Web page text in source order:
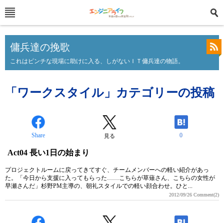
傭兵達の挽歌
これはピンチな現場に助けに入る、しがないＩＴ傭兵達の物語。
「ワークスタイル」カテゴリーの投稿
Share 見る 0
Act04 長い1日の始まり
プロジェクトルームに戻ってきてすぐ、チームメンバーへの軽い紹介があっ
た。「今日から支援に入ってもらった……こちらが草薙さん、こちらの女性が
早瀬さんだ」杉野PM主導の、朝礼スタイルでの軽い顔合わせ。ひと...
2012/09/26 Comment(2)